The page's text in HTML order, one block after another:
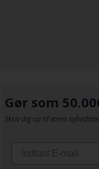
Gør som
Skriv dig op til vores